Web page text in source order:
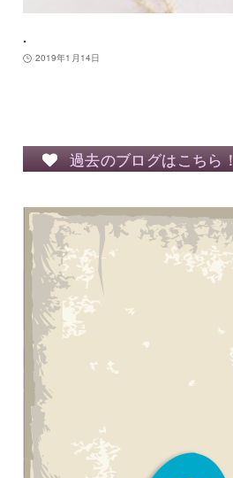
.
2019年1月14日
過去のブログはこちら！